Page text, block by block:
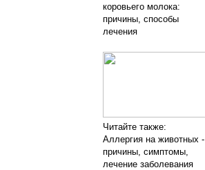
коровьего молока:
причины, способы
лечения
Читайте также:
Аллергия на животных -
причины, симптомы,
лечение заболевания